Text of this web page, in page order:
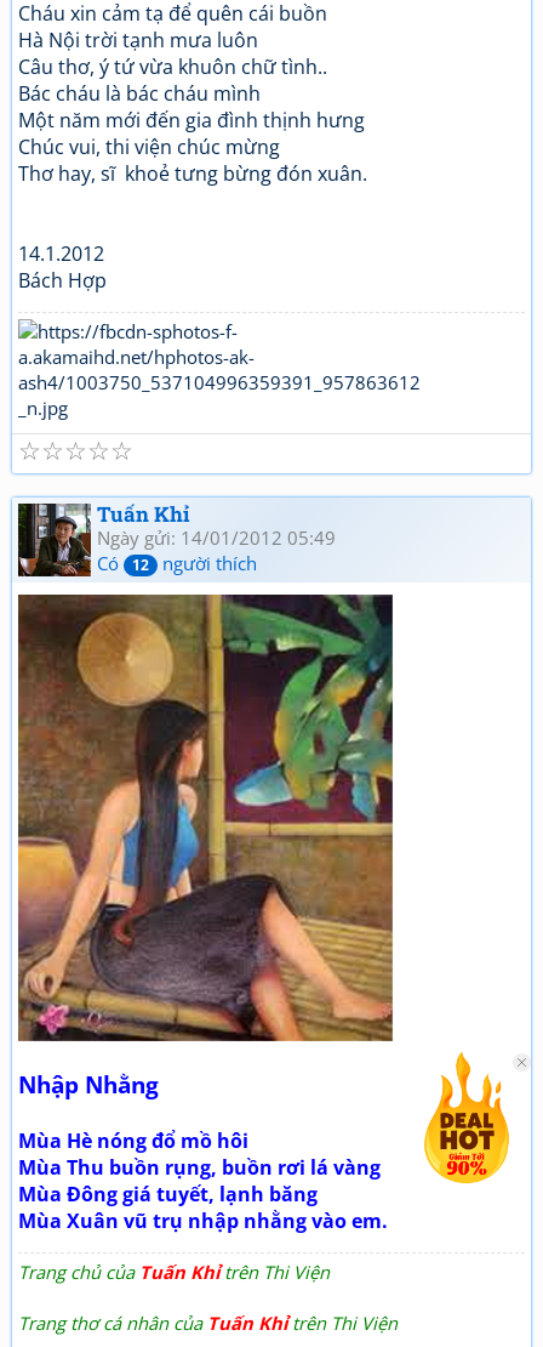
Cháu xin cảm tạ để quên cái buồn
Hà Nội trời tạnh mưa luôn
Câu thơ, ý tứ vừa khuôn chữ tình..
Bác cháu là bác cháu mình
Một năm mới đến gia đình thịnh hưng
Chúc vui, thi viện chúc mừng
Thơ hay, sĩ khoẻ tưng bừng đón xuân.
14.1.2012
Bách Hợp
☆
☆
☆
☆
☆
Tuấn Khỉ
Ngày gửi: 14/01/2012 05:49
Có
12 người thích
Nhập Nhằng
Mùa Hè nóng đổ mồ hôi
Mùa Thu buồn rụng, buồn rơi lá vàng
Mùa Đông giá tuyết, lạnh băng
Mùa Xuân vũ trụ nhập nhằng vào em.
Trang chủ của Tuấn Khỉtrên Thi Viện
Trang thơ cá nhân của Tuấn Khỉtrên Thi Viện